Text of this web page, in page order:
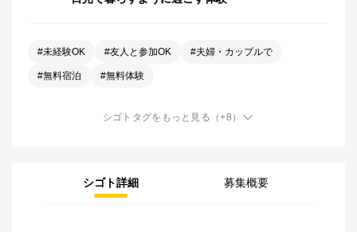
#未経験OK #友人と参加OK #夫婦・カップルで
#無料宿泊 #無料体験
シゴトタグをもっと見る （+8 ）
シゴト詳細 募集概要